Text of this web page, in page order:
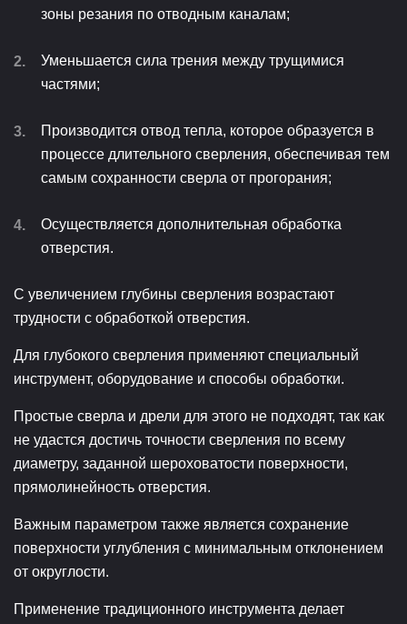
зоны резания по отводным каналам;
Уменьшается сила трения между трущимися
частями;
Производится отвод тепла, которое образуется в
процессе длительного сверления, обеспечивая тем
самым сохранности сверла от прогорания;
Осуществляется дополнительная обработка
отверстия.
С увеличением глубины сверления возрастают
трудности с обработкой отверстия.
Для глубокого сверления применяют специальный
инструмент, оборудование и способы обработки.
Простые сверла и дрели для этого не подходят, так как
не удастся достичь точности сверления по всему
диаметру, заданной шероховатости поверхности,
прямолинейность отверстия.
Важным параметром также является сохранение
поверхности углубления с минимальным отклонением
от округлости.
Применение традиционного инструмента делает